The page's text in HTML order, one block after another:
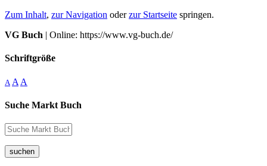
Zum Inhalt, zur Navigation oderzur Startseite springen.
VG Buch | Online: https://www.vg-buch.de/
Schriftgröße
A A A
Suche Markt Buch
suchen